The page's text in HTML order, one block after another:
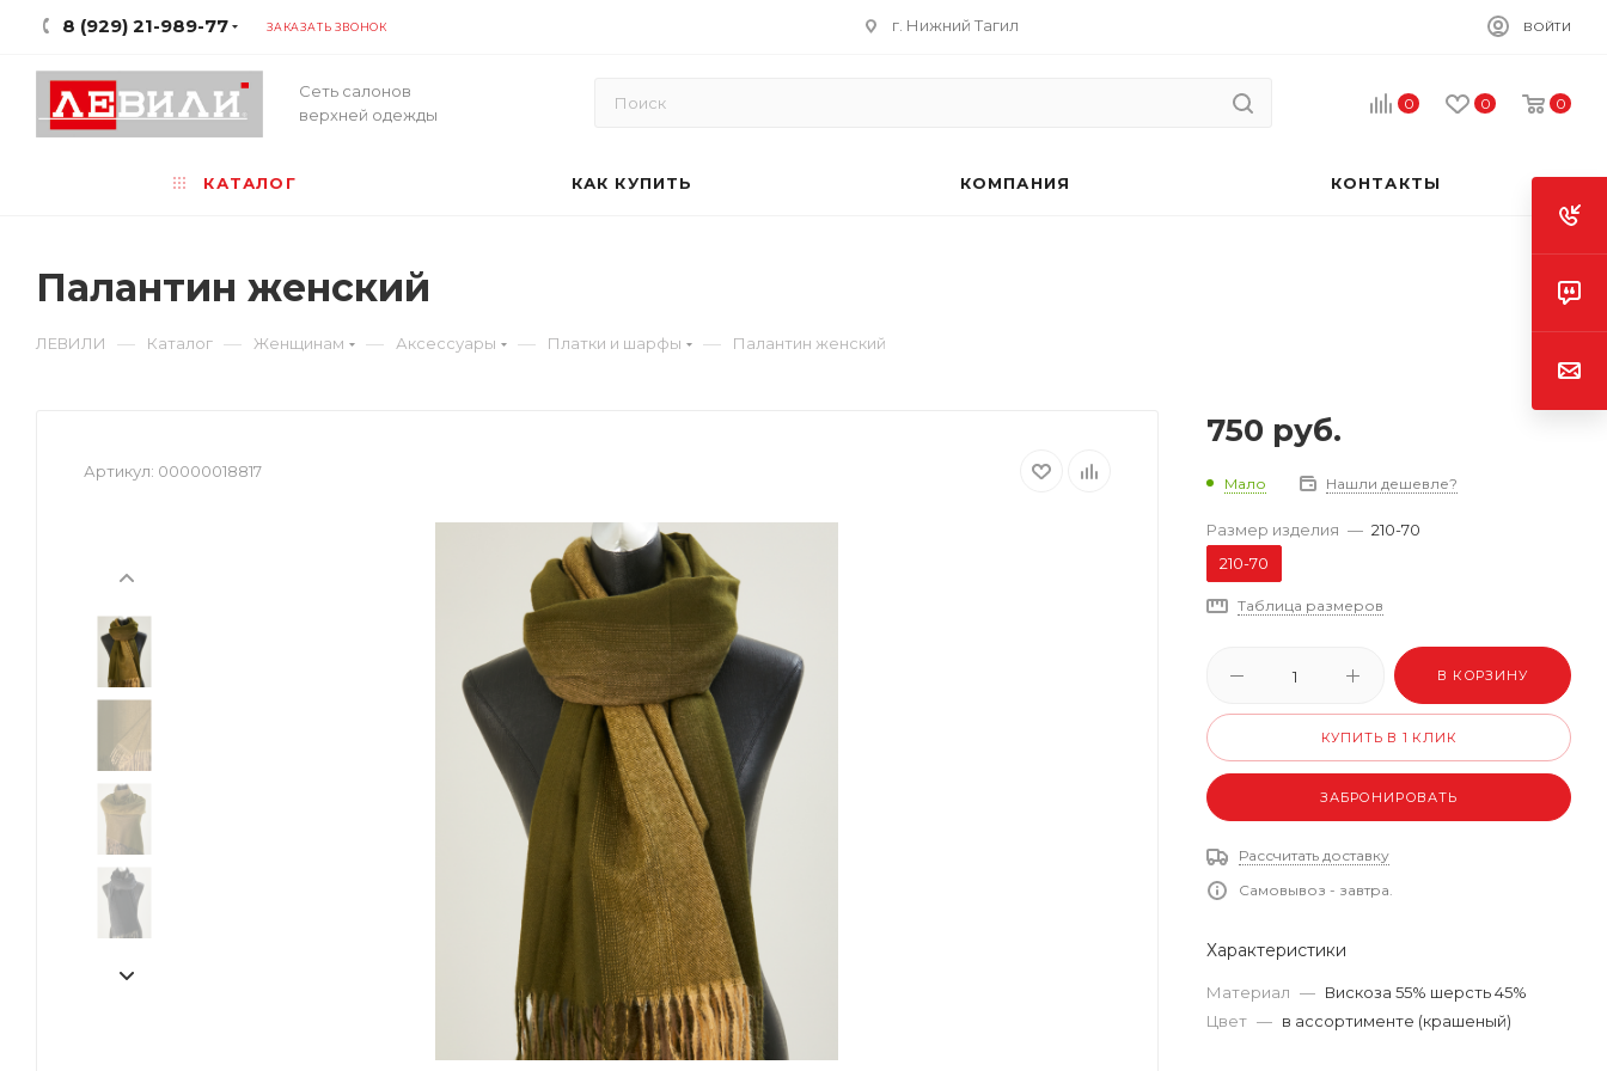
8 (929) 21-989-77 ЗАКАЗАТЬ ЗВОНОК г. Нижний Тагил ВОЙТИ
Сеть салонов
верхней одежды
0 0 0
КАТАЛОГ КАК КУПИТЬ КОМПАНИЯ КОНТАКТЫ
Палантин женский
ЛЕВИЛИ — Каталог — Женщинам — Аксессуары — Платки и шарфы — Палантин женский
Артикул: 00000018817
750 руб.
Мало Нашли дешевле?
Размер изделия — 210-70
210-70
Таблица размеров
В КОРЗИНУ
КУПИТЬ В 1 КЛИК
ЗАБРОНИРОВАТЬ
Рассчитать доставку
Самовывоз - завтра.
Характеристики
Материал — Вискоза 55% шерсть 45%
Цвет — в ассортименте (крашеный)